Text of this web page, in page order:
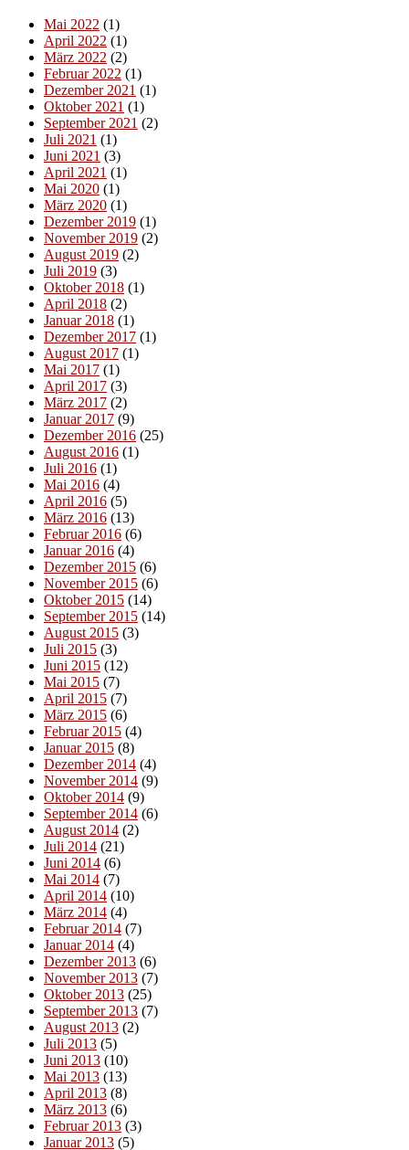
Mai 2022 (1)
April 2022 (1)
März 2022 (2)
Februar 2022 (1)
Dezember 2021 (1)
Oktober 2021 (1)
September 2021 (2)
Juli 2021 (1)
Juni 2021 (3)
April 2021 (1)
Mai 2020 (1)
März 2020 (1)
Dezember 2019 (1)
November 2019 (2)
August 2019 (2)
Juli 2019 (3)
Oktober 2018 (1)
April 2018 (2)
Januar 2018 (1)
Dezember 2017 (1)
August 2017 (1)
Mai 2017 (1)
April 2017 (3)
März 2017 (2)
Januar 2017 (9)
Dezember 2016 (25)
August 2016 (1)
Juli 2016 (1)
Mai 2016 (4)
April 2016 (5)
März 2016 (13)
Februar 2016 (6)
Januar 2016 (4)
Dezember 2015 (6)
November 2015 (6)
Oktober 2015 (14)
September 2015 (14)
August 2015 (3)
Juli 2015 (3)
Juni 2015 (12)
Mai 2015 (7)
April 2015 (7)
März 2015 (6)
Februar 2015 (4)
Januar 2015 (8)
Dezember 2014 (4)
November 2014 (9)
Oktober 2014 (9)
September 2014 (6)
August 2014 (2)
Juli 2014 (21)
Juni 2014 (6)
Mai 2014 (7)
April 2014 (10)
März 2014 (4)
Februar 2014 (7)
Januar 2014 (4)
Dezember 2013 (6)
November 2013 (7)
Oktober 2013 (25)
September 2013 (7)
August 2013 (2)
Juli 2013 (5)
Juni 2013 (10)
Mai 2013 (13)
April 2013 (8)
März 2013 (6)
Februar 2013 (3)
Januar 2013 (5)